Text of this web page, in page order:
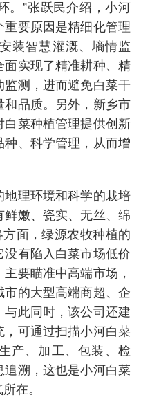
。”张跃民介绍，小河
要原因是精细化管理
装智慧灌溉、墒情监
实现了精准耕种、精
测，进而避免白菜干
品质。另外，新乡市
菜种植管理提供创新
、科学管理，从而增
理环境和科学的栽培
嫩、瓷实、无丝、绵
方面，绿源农牧种植的
有陷入白菜市场低价
要瞄准中高端市场，
的大型高端商超、企
此同时，该公司还建
可通过扫描小河白菜
产、加工、包装、检
溯，这也是小河白菜
在。